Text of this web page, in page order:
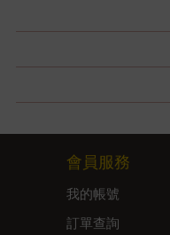
會員服務
我的帳號
訂單查詢